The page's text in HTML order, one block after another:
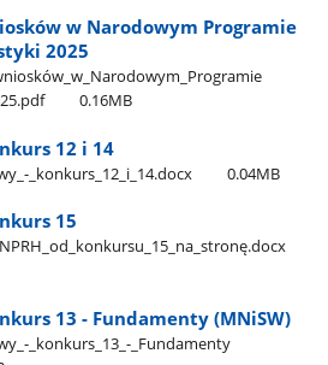
w Narodowym Programie
2025
0.16MB
12 i 14
​_konkurs​_12​_i​_14.docx 0.04MB
15
13 - Fundamenty (MNiSW)
​_konkurs​_13​_-​_Fundamenty​